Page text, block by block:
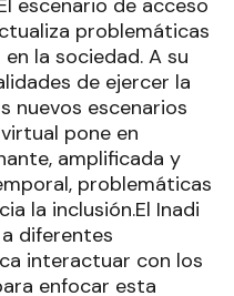
escenario de acceso
problemáticas
la sociedad. A su
de ejercer la
nuevos escenarios
pone en
amplificada y
problemáticas
la inclusión.El Inadi
diferentes
interactuar con los
enfocar esta